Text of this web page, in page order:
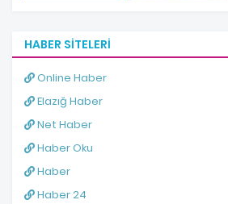
HABER SITELERI
Online Haber
Elazığ Haber
Net Haber
Haber Oku
Haber
Haber 24